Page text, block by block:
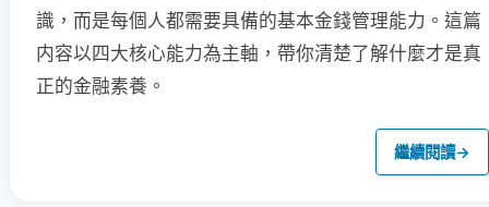
識，而是每個人都需要具備的基本金錢管理能力。這篇
内容以四大核心能力為主軸，帶你清楚了解什麼才是真
正的金融素養。
繼續閱讀→